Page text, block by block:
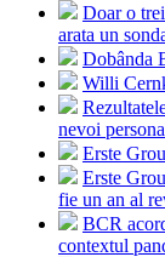
Doar o
arata un
Dobânda
Willi
nevoi
Erste
Erste
fie un an al
BCR
contextul